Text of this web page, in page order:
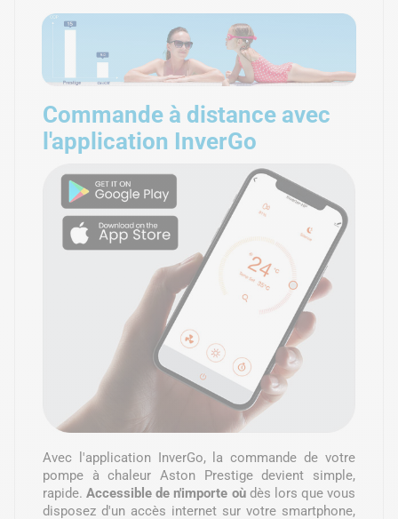
Commande à distance avec
l'application InverGo
Avec l'application InverGo, la commande de votre
pompe à chaleur Aston Prestige devient simple,
rapide.Accessible de n'importe oùdès lors que vous
disposez d'un accès internet sur votre smartphone,